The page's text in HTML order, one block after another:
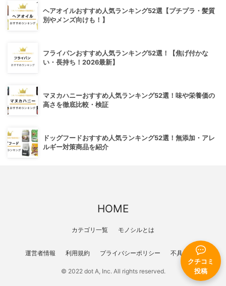
クチコミ
投稿
ヘアオイルおすすめ人気ランキング52選【プチプラ・髪質
別やメンズ向けも！】
フライパンおすすめ人気ランキング52選！【焦げ付かな
い・長持ち！2026最新】
マヌカハニーおすすめ人気ランキング52選！味や栄養価の
高さを徹底比較・検証
ドッグフードおすすめ人気ランキング52選！無添加・アレ
ルギー対策商品を紹介
HOME
カテゴリ一覧 モノシルとは
運営者情報 利用規約 プライバシーポリシー 不具合報告
© 2022 dot A, Inc. All rights reserved.